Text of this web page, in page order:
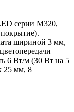
серии M320,
шириной 3 мм,
6 Вт/м (30 Вт на 5
25 мм, 8